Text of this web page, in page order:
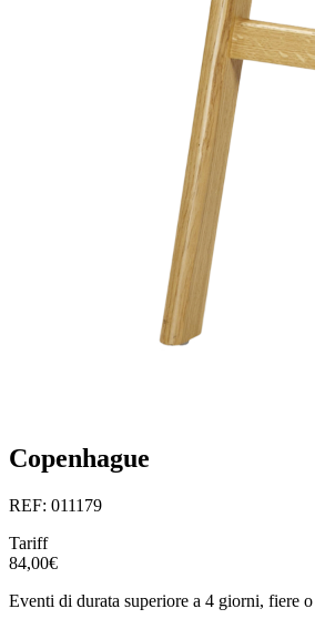
Copenhague
REF: 011179
Tariff
84,00€
Eventi di durata superiore a 4 giorni, fiere o